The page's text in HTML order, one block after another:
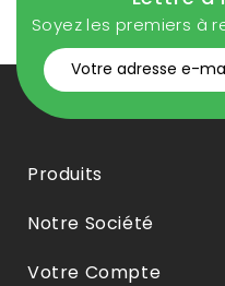
Soyez les premiers à
Produits
Notre Société
Votre Compte